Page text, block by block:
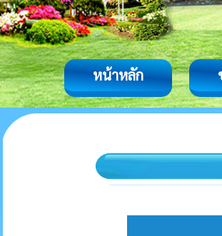
หน้าหลัก